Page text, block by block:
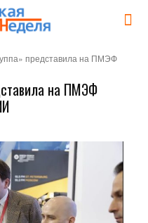
представила на ПМЭФ
на ПМЭФ